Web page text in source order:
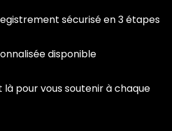
sécurisé en 3 étapes
disponible
là pour vous soutenir à chaque